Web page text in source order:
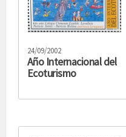
24/09/2002
Año Internacional del
Ecoturismo